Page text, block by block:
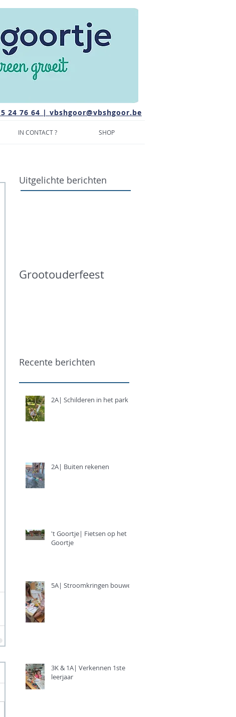
24 76 64 |vbshgoor@vbshgoor.be
IN CONTACT ? SHOP
Uitgelichte berichten
Grootouderfeest
Recente berichten
2A| Schilderen in het park
2A| Buiten rekenen
't Goortje| Fietsen op het
Goortje
5A| Stroomkringen bouwen
3K & 1A| Verkennen 1ste
leerjaar